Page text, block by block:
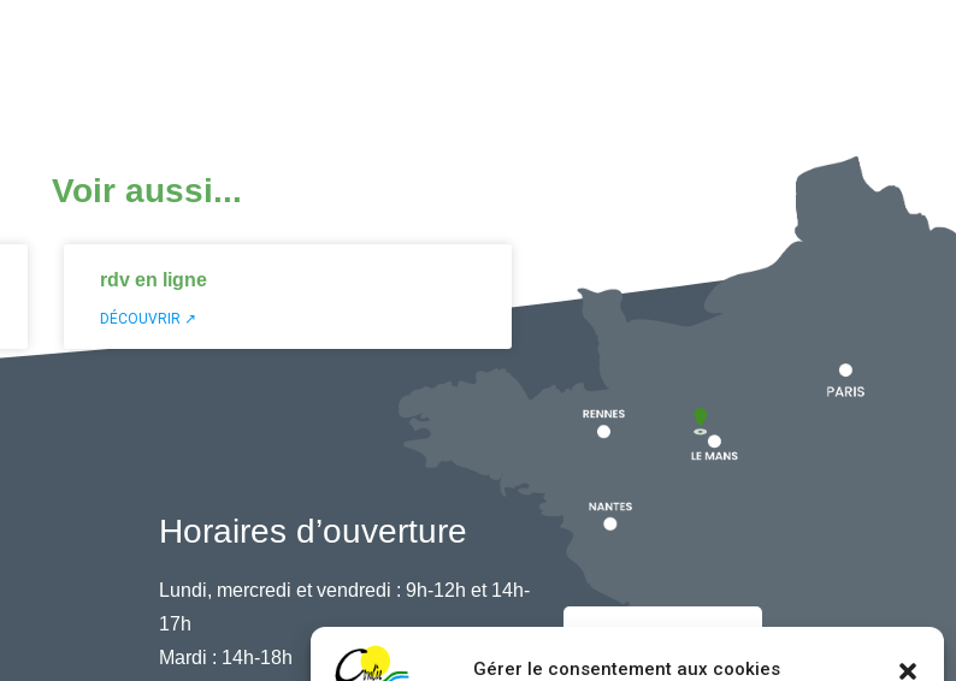
Gérer le consentement aux cookies
Voir aussi...
rdv en ligne
DÉCOUVRIR ↗
Horaires d’ouverture
Lundi, mercredi et vendredi : 9h-12h et 14h-
17h
Mardi : 14h-18h